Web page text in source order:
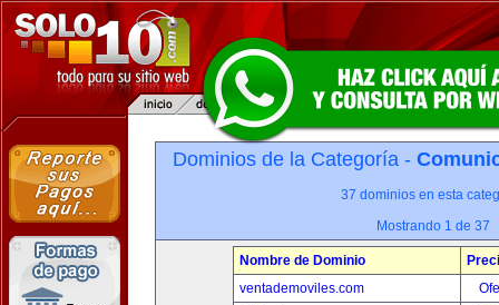
Dominios de la Categoría -
37 dominios en esta
Mostrando 1 de 37
Nombre de Dominio
ventademoviles.com